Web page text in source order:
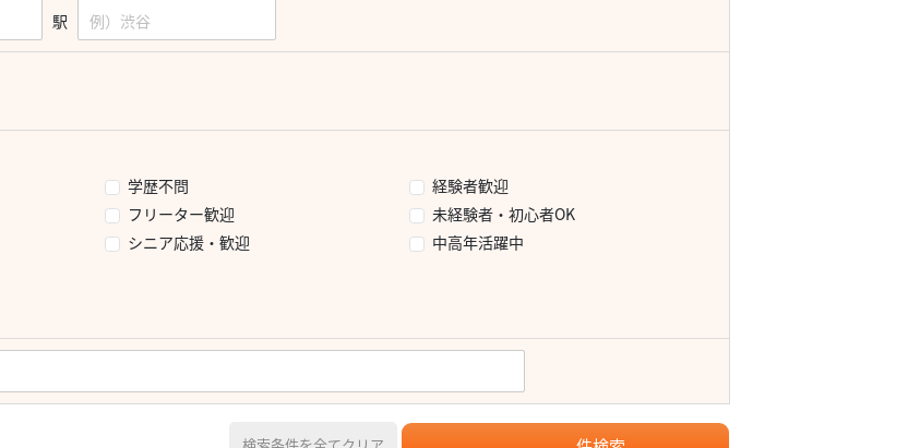
駅
学歴不問
経験者歓迎
フリーター歓迎
未経験者・初心者OK
シニア応援・歓迎
中高年活躍中